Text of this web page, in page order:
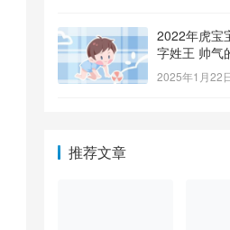
2022年虎宝
字姓王 帅气
2025年1月22
推荐文章